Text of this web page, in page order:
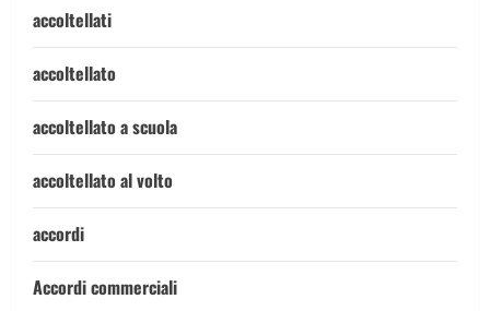
accoltellati
accoltellato
accoltellato a scuola
accoltellato al volto
accordi
Accordi commerciali